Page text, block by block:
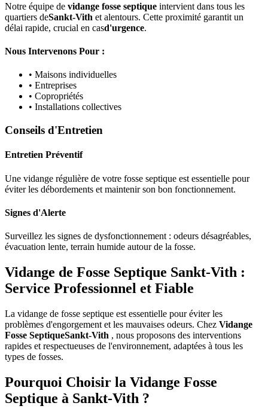
Notre équipe de vidange fosse septique intervient dans tous les
quartiers deSankt-Vith et alentours. Cette proximité garantit un
délai rapide, crucial en casd'urgence.
Nous Intervenons Pour :
• Maisons individuelles
• Entreprises
• Copropriétés
• Installations collectives
Conseils d'Entretien
Entretien Préventif
Une vidange régulière de votre fosse septique est essentielle pour
éviter les débordements et maintenir son bon fonctionnement.
Signes d'Alerte
Surveillez les signes de dysfonctionnement : odeurs désagréables,
évacuation lente, terrain humide autour de la fosse.
Vidange de Fosse Septique Sankt-Vith :
Service Professionnel et Fiable
La vidange de fosse septique est essentielle pour éviter les
problèmes d'engorgement et les mauvaises odeurs. Chez Vidange
Fosse SeptiqueSankt-Vith , nous proposons des interventions
rapides et respectueuses de l'environnement, adaptées à tous les
types de fosses.
Pourquoi Choisir la Vidange Fosse
Septique à Sankt-Vith ?